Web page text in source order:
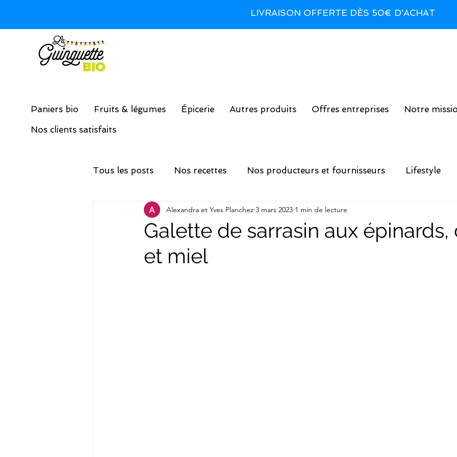
LIVRAISON OFFERTE DÈS 50€ D'ACHAT
Paniers bio Fruits & légumes Épicerie Autres produits Offres entreprises
Notre
Nos clients satisfaits
Tous les posts Nos recettes Nos producteurs et fournisseurs Lifestyle
Galette de sarrasin aux épinards,
et miel
Alexandra et Yves Planchez 3 mars 2023 1 min de lecture